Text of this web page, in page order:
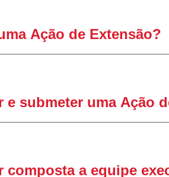
Ação de Extensão?
e submeter uma Ação
composta a equipe